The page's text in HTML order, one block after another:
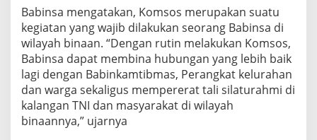
-
1
0
P
e
l
a
Z
u
Babinsa mengatakan, Komsos merupakan suatu
kegiatan yang wajib dilakukan seorang Babinsa di
wilayah binaan. “Dengan rutin melakukan Komsos,
Babinsa dapat membina hubungan yang lebih baik
lagi dengan Babinkamtibmas, Perangkat kelurahan
dan warga sekaligus mempererat tali silaturahmi di
kalangan TNI dan masyarakat di wilayah
binaannya,” ujarnya